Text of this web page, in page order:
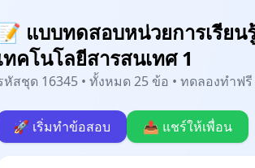
แบบทดสอบหน่วยการเรียน
ทคโนโลยีสารสนเทศ 1
หัสชุด 16345 • ทั้งหมด 25 ข้อ • ทดลองทำฟ
🚀 เริ่มทำข้อสอบ 📤 แชร์ให้เพื่อน